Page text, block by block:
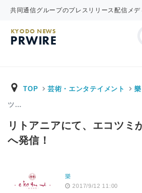
共同通信グループのプレスリリース配信メデ
KYODO NEWS
PRWIRE
TOP 芸術・エンタテイメント 樂
ツ…
リトアニアにて、エコツミ
へ発信！
樂
2017/9/12 11:00